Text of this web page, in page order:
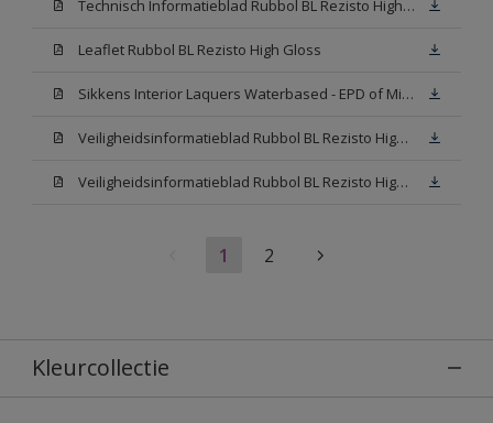
Technisch Informatieblad Rubbol BL Rezisto High Gloss (New Livery) (PDF)
Leaflet Rubbol BL Rezisto High Gloss
Sikkens Interior Laquers Waterbased - EPD of Milieuproductverklaring
Veiligheidsinformatieblad Rubbol BL Rezisto High Gloss N00 (MSDS)
Veiligheidsinformatieblad Rubbol BL Rezisto High Gloss White (MSDS)
1 2
Kleurcollectie